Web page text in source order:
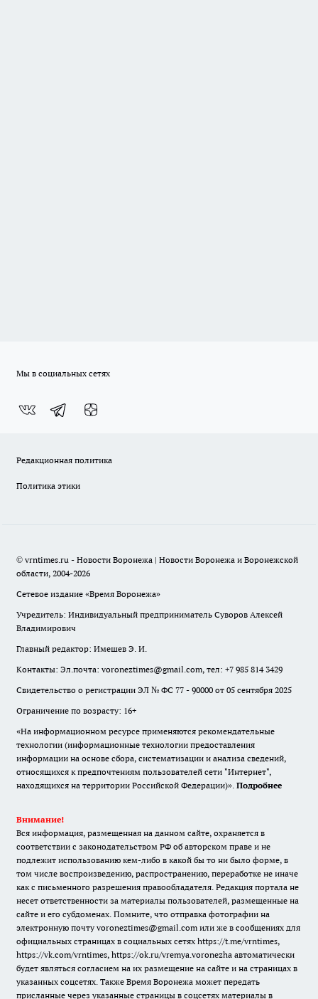
Мы в социальных сетях
Редакционная политика
Политика этики
© vrntimes.ru - Новости Воронежа | Новости Воронежа и Воронежской
области, 2004-2026
Сетевое издание «Время Воронежа»
Учредитель: Индивидуальный предприниматель Суворов Алексей
Владимирович
Главный редактор: Имешев Э. И.
Контакты: Эл.почта: voroneztimes@gmail.com, тел: +7 985 814 3429
Свидетельство о регистрации ЭЛ № ФС 77 - 90000 от 05 сентября 2025
Ограничение по возрасту: 16+
«На информационном ресурсе применяются рекомендательные
технологии (информационные технологии предоставления
информации на основе сбора, систематизации и анализа сведений,
относящихся к предпочтениям пользователей сети "Интернет",
находящихся на территории Российской Федерации)». Подробнее
Внимание!
Вся информация, размещенная на данном сайте, охраняется в
соответствии с законодательством РФ об авторском праве и не
подлежит использованию кем-либо в какой бы то ни было форме, в
том числе воспроизведению, распространению, переработке не иначе
как с письменного разрешения правообладателя. Редакция портала не
несет ответственности за материалы пользователей, размещенные на
сайте и его субдоменах. Помните, что отправка фотографии на
электронную почту voroneztimes@gmail.com или же в сообщениях для
официальных страницах в социальных сетях https://t.me/vrntimes,
https://vk.com/vrntimes, https://ok.ru/vremya.voronezha автоматически
будет являться согласием на их размещение на сайте и на страницах в
указанных соцсетях. Также Время Воронежа может передать
присланные через указанные страницы в соцсетях материалы в